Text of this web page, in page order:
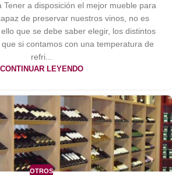
Tener a disposición el mejor mueble para
de preservar nuestros vinos, no es
que se debe saber elegir, los distintos
si contamos con una temperatura de
refri...
CONTINUAR LEYENDO
OTROS